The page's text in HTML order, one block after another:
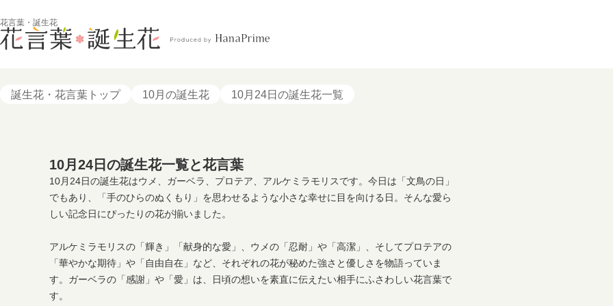
花言葉・誕生花
誕生花・花言葉トップ 10月の誕生花 10月24日の誕生花一覧
10月24日の誕生花一覧と花言葉
10月24日の誕生花はウメ、ガーベラ、プロテア、アルケミラモリスです。今日は「文鳥の日」
でもあり、「手のひらのぬくもり」を思わせるような小さな幸せに目を向ける日。そんな愛ら
しい記念日にぴったりの花が揃いました。
アルケミラモリスの「輝き」「献身的な愛」、ウメの「忍耐」や「高潔」、そしてプロテアの
「華やかな期待」や「自由自在」など、それぞれの花が秘めた強さと優しさを物語っていま
す。ガーベラの「感謝」や「愛」は、日頃の想いを素直に伝えたい相手にふさわしい花言葉で
す。